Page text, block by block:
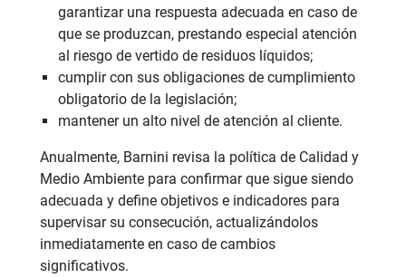
garantizar una respuesta adecuada en caso de
que se produzcan, prestando especial atención
al riesgo de vertido de residuos líquidos;
cumplir con sus obligaciones de cumplimiento
obligatorio de la legislación;
mantener un alto nivel de atención al cliente.
Anualmente, Barnini revisa la política de Calidad y
Medio Ambiente para confirmar que sigue siendo
adecuada y define objetivos e indicadores para
supervisar su consecución, actualizándolos
inmediatamente en caso de cambios
significativos.